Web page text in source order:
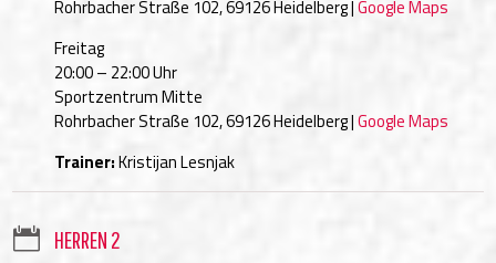
Rohrbacher Straße 102, 69126 Heidelberg |Google Maps
Freitag
20:00 – 22:00 Uhr
Sportzentrum Mitte
Rohrbacher Straße 102, 69126 Heidelberg |Google Maps
Trainer:Kristijan Lesnjak
 HERREN 2